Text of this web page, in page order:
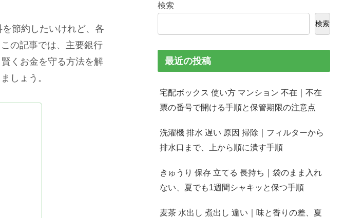
節約したいけれど、各
の記事では、主要銀行
くお金を守る方法を解
しょう。
検索
検索
最近の投稿
宅配ボックス 使い方 マンション 不在｜不在
票の番号で開ける手順と保管期限の注意点
洗濯機 排水 遅い 原因 掃除｜フィルターから
排水口まで、上から順に潰す手順
きゅうり 保存 立てる 長持ち｜袋のまま入れ
ない、夏でも1週間シャキッと保つ手順
麦茶 水出し 煮出し 違い｜味と香りの差、夏